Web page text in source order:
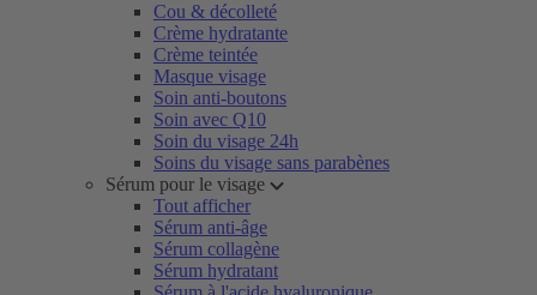
Cou & décolleté
Crème hydratante
Crème teintée
Masque visage
Soin anti-boutons
Soin avec Q10
Soin du visage 24h
Soins du visage sans parabènes
Sérum pour le visage
Tout afficher
Sérum anti-âge
Sérum collagène
Sérum hydratant